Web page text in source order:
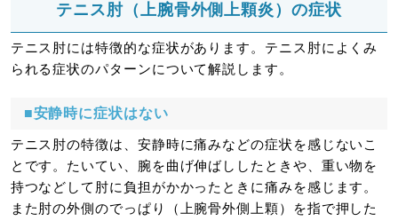
テニス肘（上腕骨外側上顆炎）の症状
テニス肘には特徴的な症状があります。テニス肘によくみ
られる症状のパターンについて解説します。
■安静時に症状はない
テニス肘の特徴は、安静時に痛みなどの症状を感じないこ
とです。たいてい、腕を曲げ伸ばししたときや、重い物を
持つなどして肘に負担がかかったときに痛みを感じます。
また肘の外側のでっぱり（上腕骨外側上顆）を指で押した